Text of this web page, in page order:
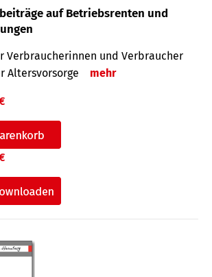
auf Betriebsrenten und
Verbraucherinnen und Verbraucher
mehr